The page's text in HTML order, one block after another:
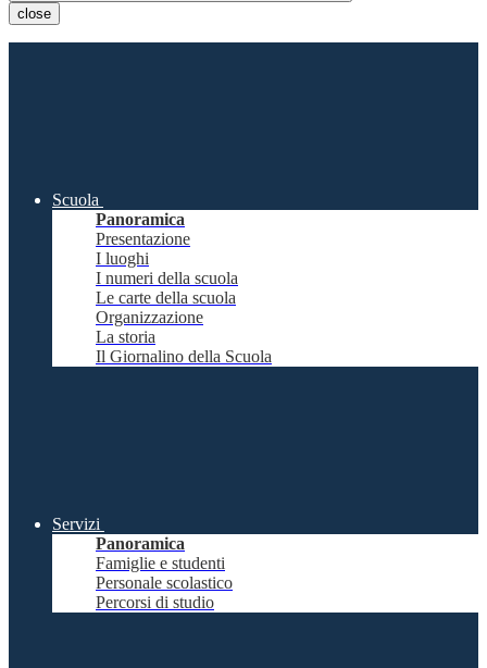
close
Scuola
Panoramica
Presentazione
I luoghi
I numeri della scuola
Le carte della scuola
Organizzazione
La storia
Il Giornalino della Scuola
Servizi
Panoramica
Famiglie e studenti
Personale scolastico
Percorsi di studio